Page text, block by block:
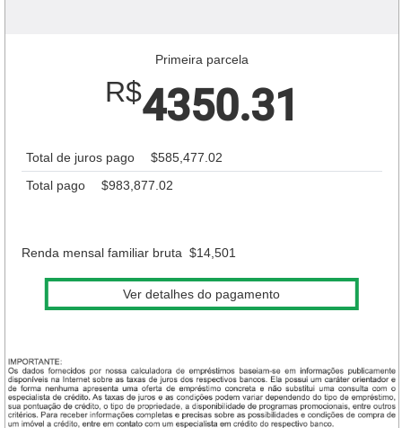
Primeira parcela
R$4350.31
Total de juros pago
$585,477.02
Total pago
$983,877.02
Renda mensal familiar bruta $14,501
Ver detalhes do pagamento